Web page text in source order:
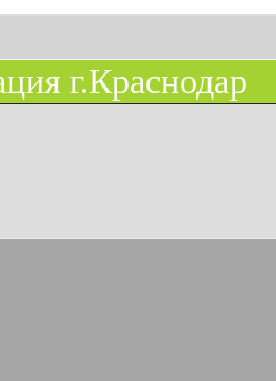
г.Краснодар